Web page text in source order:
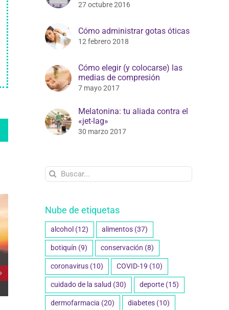
27 octubre 2016
Cómo administrar gotas óticas
12 febrero 2018
Cómo elegir (y colocarse) las
medias de compresión
7 mayo 2017
Melatonina: tu aliada contra el
«jet-lag»
30 marzo 2017
Buscar:
Nube de etiquetas
alcohol (12) alimentos (37)
botiquín (9) conservación (8)
coronavirus (10) COVID-19 (10)
cuidado de la salud (30) deporte (15)
dermofarmacia (20) diabetes (10)